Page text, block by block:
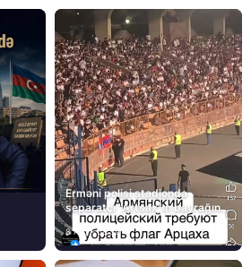
Erməni polisi stadionda
separatçı “Artsax”ın bayrağını
müsadirə etdi və…
8 Avq • 08:39